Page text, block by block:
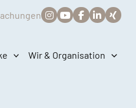
Wir & Organisation